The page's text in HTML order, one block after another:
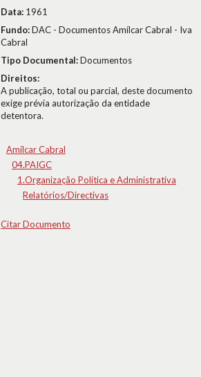
Data: 1961
Fundo:DAC - Documentos Amílcar Cabral - Iva
Cabral
Tipo Documental:Documentos
Direitos:
A publicação, total ou parcial, deste documento
exige prévia autorização da entidade
detentora.
Amílcar Cabral
04.PAIGC
1.Organização Política e Administrativa
Relatórios/Directivas
Citar Documento